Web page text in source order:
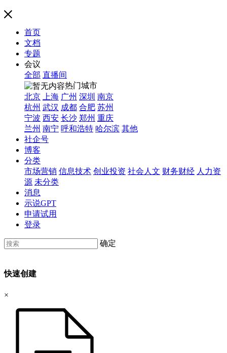
首页
文档
专题
会议
全部 直播间
热门城市
北京
上海 广州 深圳 南京
杭州 武汉 成都 合肥 苏州
宁波 西安 长沙 郑州 重庆
兰州 南宁 呼和浩特 哈尔滨 其他
社企号
博客
分类
市场营销 信息技术 创业投资 社会人文 财务财经 人力资
源 未分类
消息
示说GPT
申请试用
登录
确定
快速创建
×